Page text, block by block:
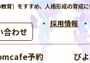
育）をすすめ、人格形成の育成
合わせ
採用情報
予約 ぴ